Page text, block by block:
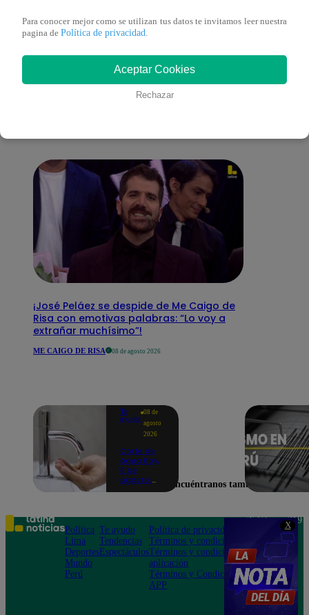
X
También te puede
¡José Peláez se despide de Me Caigo de
Risa con emotivas palabras: “Lo voy a
extrañar muchísimo”!
ME CAIGO DE RISA 08 de agosto 2026
Te
ayudo
08 de
agosto
2026
Corte de
agua hoy,
8 de
agosto:
sin el
servicio de
Sedapal
Para conocer mejor como se utilizan tus datos te invitamos leer nuestra
pagina de Política de privacidad.
Aceptar Cookies
Rechazar
Encuéntranos también en
Política
Lima
Deportes
Mundo
Perú
Te ayudo
Tendencias
Espectáculos
Política de privacidad
Términos y condiciones
Términos y condiciones
aplicación
Términos y Condiciones
APP
Teléfono: 219
Av. San
Felipe 968
Jesús María